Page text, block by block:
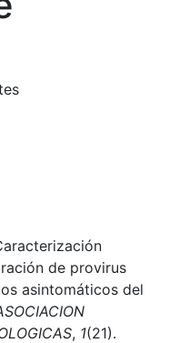
de provirus
asintomáticos del
, 1(21).